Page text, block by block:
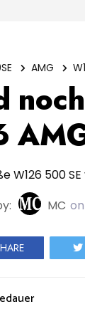
AMG
W126 500
MC on